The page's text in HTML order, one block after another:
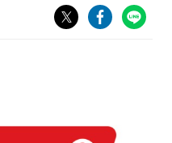
人が倒れていたら